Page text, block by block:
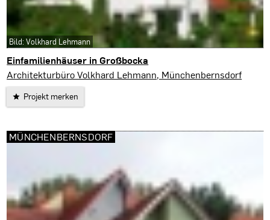
Einfamilienhäuser in Großbocka
Bocka
Architekturbüro Volkhard Lehmann, Münchenbernsdorf
Projekt merken
Bild: Volkhard Lehmann
MÜNCHENBERNSDORF